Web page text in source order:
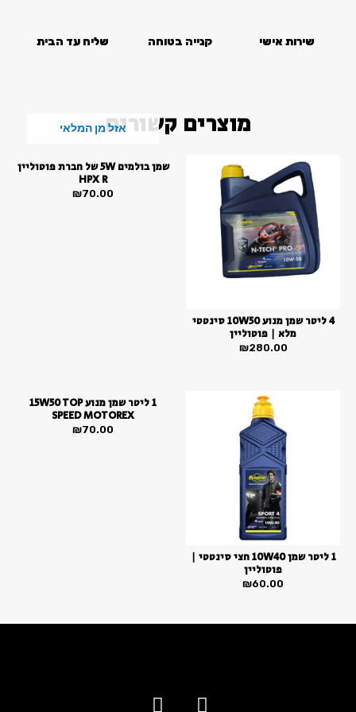
לאפס
cached שירות אישי קנייה בטוחה שליח עד הבית
מוצרים קשורים
4 ליטר שמן מנוע 10W50 סינטטי
מלא | פוטוליין
₪280.00
אזל מן המלאי
שמן בולמים 5W של חברת פוטוליין
HPX R
₪70.00
1 ליטר שמן 10W40 חצי סינטטי |
פוטוליין
₪60.00
1 ליטר שמן מנוע 15W50 TOP
SPEED MOTOREX
₪70.00